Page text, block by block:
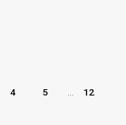
4 5 12